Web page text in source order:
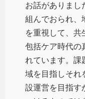
お話がありまし
組んでおられ、
を重視して、共
包括ケア時代の
れています。課
域を目指しそれ
設運営を目指す